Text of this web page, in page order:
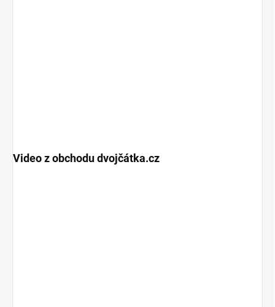
Video z obchodu dvojčátka.cz